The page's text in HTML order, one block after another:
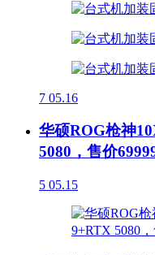
7 05.16
华硕ROG枪神
5080，售价
5 05.15